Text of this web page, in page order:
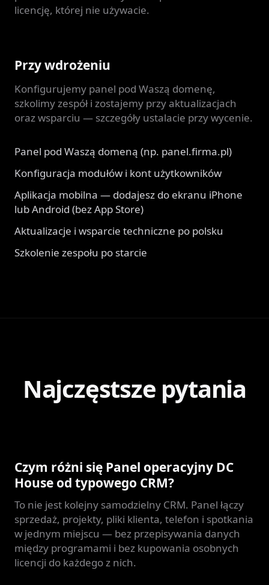
licencję, której nie używacie.
Przy wdrożeniu
Konfigurujemy panel pod Waszą domenę,
szkolimy zespół i zostajemy przy aktualizacjach
oraz wsparciu — szczegóły ustalacie przy wycenie.
Panel pod Waszą domeną (np. panel.firma.pl)
Konfiguracja modułów i kont użytkowników
Aplikacja mobilna — dodajesz do ekranu iPhone
lub Android (bez App Store)
Aktualizacje i wsparcie techniczne po polsku
Szkolenie zespołu po starcie
Najczęstsze pytania
Czym różni się Panel operacyjny DC
House od typowego CRM?
To nie jest kolejny samodzielny CRM. Panel łączy
sprzedaż, projekty, pliki klienta, telefon i spotkania
w jednym miejscu — bez przepisywania danych
między programami i bez kupowania osobnych
licencji do każdego z nich.